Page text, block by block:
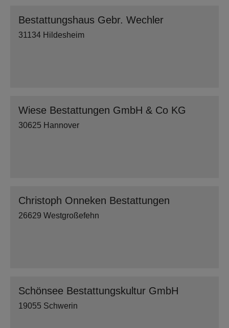
Bestattungshaus Gebr. Wechler
31134 Hildesheim
Wiese Bestattungen GmbH & Co KG
30625 Hannover
Christoph Onneken Bestattungen
26629 Westgroßefehn
Schönsee Bestattungskultur GmbH
19055 Schwerin